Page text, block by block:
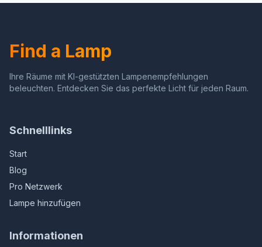
Find a Lamp
Ihre Räume mit KI-gestützten Lampenempfehlungen
beleuchten. Entdecken Sie das perfekte Licht für jeden Raum.
Schnelllinks
Start
Blog
Pro Netzwerk
Lampe hinzufügen
Informationen